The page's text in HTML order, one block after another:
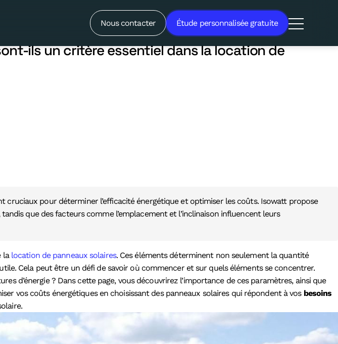
Nous contacter Étude personnalisée gratuite
sont-ils un critère essentiel dans la
ils un critère essentiel dans la location de
cruciaux pour déterminer l’efficacité énergétique et optimiser les coûts. Isowatt propose
que des facteurs comme l’emplacement et l’inclinaison influencent leurs
la location de panneaux solaires. Ces éléments déterminent non seulement la quantité
Cela peut être un défi de savoir où commencer et sur quels éléments se concentrer.
d’énergie ? Dans cette page, vous découvrirez l’importance de ces paramètres, ainsi que
vos coûts énergétiques en choisissant des panneaux solaires qui répondent à vos besoins